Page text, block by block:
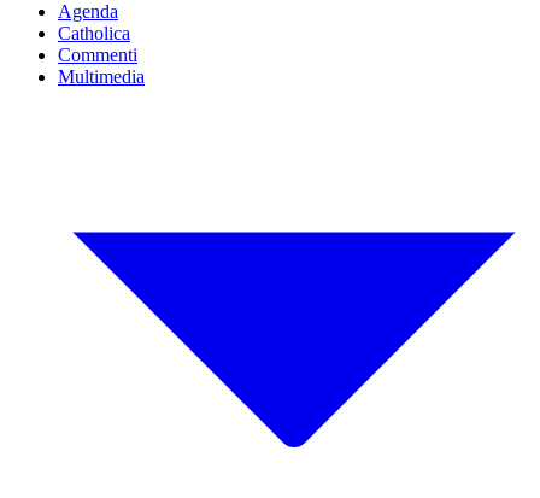
Agenda
Catholica
Commenti
Multimedia